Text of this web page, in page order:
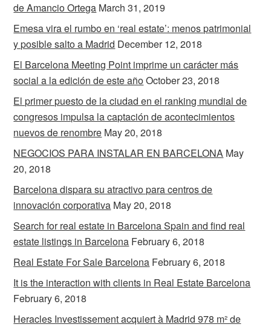
de Amancio Ortega March 31, 2019
Emesa vira el rumbo en ‘real estate’: menos patrimonial
y posible salto a Madrid December 12, 2018
El Barcelona Meeting Point imprime un carácter más
social a la edición de este añoOctober 23, 2018
El primer puesto de la ciudad en el ranking mundial de
congresos impulsa la captación de acontecimientos
nuevos de renombre May 20, 2018
NEGOCIOS PARA INSTALAR EN BARCELONA May
20, 2018
Barcelona dispara su atractivo para centros de
innovación corporativa May 20, 2018
Search for real estate in Barcelona Spain and find real
estate listings in Barcelona February 6, 2018
Real Estate For Sale Barcelona February 6, 2018
It is the interaction with clients in Real Estate Barcelona
February 6, 2018
Heracles Investissement acquiert à Madrid 978 m² de